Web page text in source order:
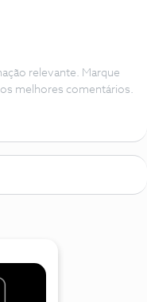
relevante. Marque
melhores comentários.